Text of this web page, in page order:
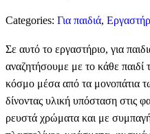
Categories: Για παιδιά,
Σε αυτό το εργαστήριο, για
αναζητήσουμε με το κάθε παιδί
κόσμο μέσα από τα μονοπάτια
δίνοντας υλική υπόσταση στις
ρευστά χρώματα και με